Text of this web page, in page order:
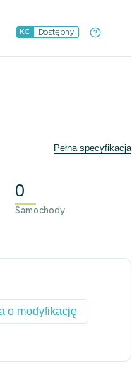
KC Dostępny
Pełna specyfikacja
0
Samochody
o modyfikację